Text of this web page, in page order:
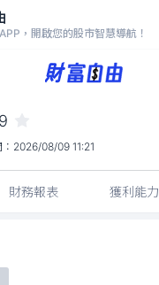
，開啟您的股市智慧導航！
-
2026/08/09 11:21
財務報表 獲利能力